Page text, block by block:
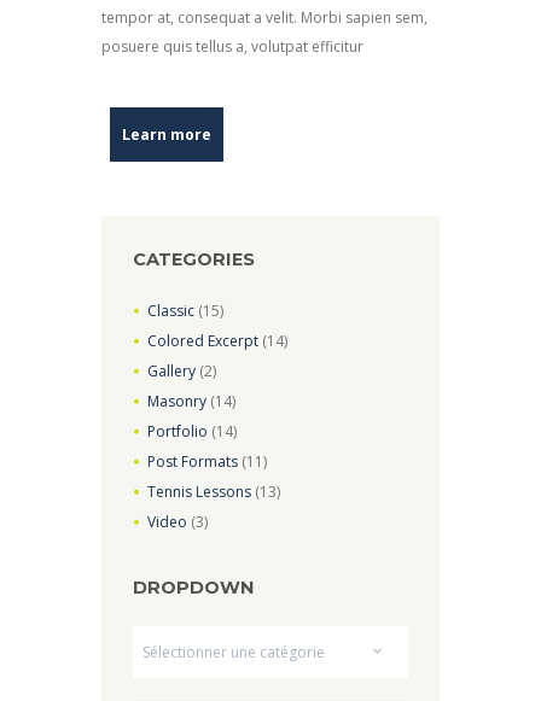
tempor at, consequat a velit. Morbi sapien sem,
posuere quis tellus a, volutpat efficitur
Learn more
CATEGORIES
Classic (15)
Colored Excerpt (14)
Gallery (2)
Masonry (14)
Portfolio (14)
Post Formats (11)
Tennis Lessons (13)
Video (3)
DROPDOWN